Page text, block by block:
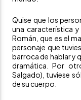
Quise que los
una característica
Román, que es el
personaje que
barroca de hablar y
dramática. Por
Salgado), tuviese
de su cuerpo.